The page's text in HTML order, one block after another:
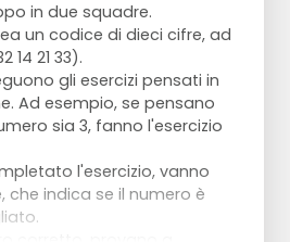
in due squadre.
un codice di dieci cifre, ad
14 21 33).
gli esercizi pensati in
Ad esempio, se pensano
sia 3, fanno l'esercizio
l'esercizio, vanno
che indica se il numero è